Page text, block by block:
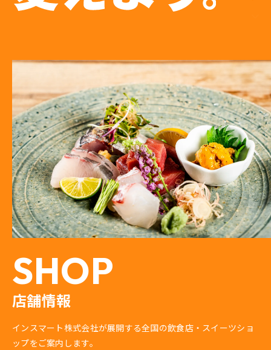
SHOP
店舗情報
インスマート株式会社が展開する全国の飲食店・スイーツショ
ップをご案内します。